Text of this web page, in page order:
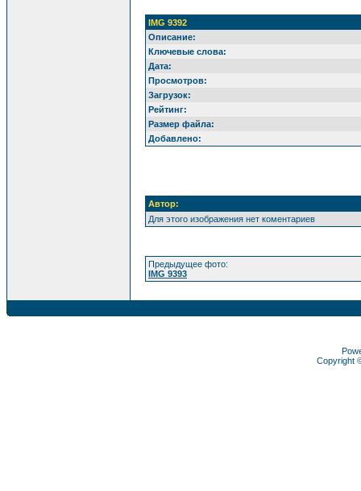
IMG 9392
Описание:
Ключевые слова:
Дата:
Просмотров:
Загрузок:
Рейтинг:
Размер файла:
Добавлено:
Автор:
Для этого изображения нет коментариев
Предыдущее фото:
IMG 9393
Copyright